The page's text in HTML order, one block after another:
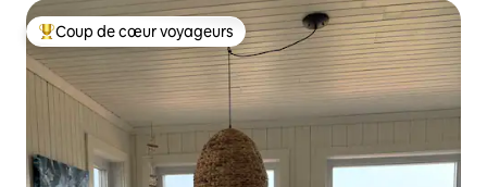
Coups de cœur voyageurs les plus appréciés
Coup de cœur voyageurs